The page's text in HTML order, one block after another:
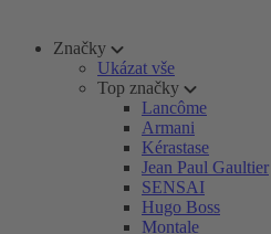
Značky
Ukázat vše
Top značky
Lancôme
Armani
Kérastase
Jean Paul Gaultier
SENSAI
Hugo Boss
Montale